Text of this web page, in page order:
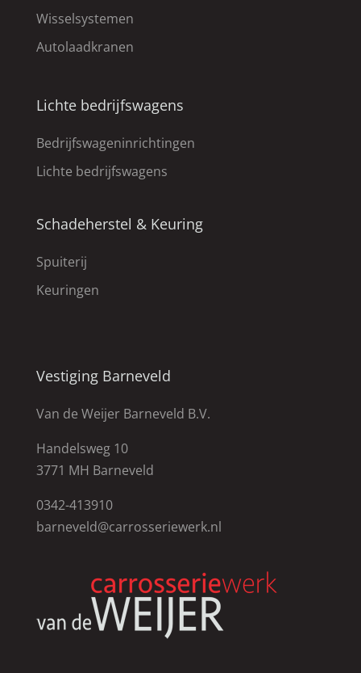
Wisselsystemen
Autolaadkranen
Lichte bedrijfswagens
Bedrijfswageninrichtingen
Lichte bedrijfswagens
Schadeherstel & Keuring
Spuiterij
Keuringen
Vestiging Barneveld
Van de Weijer Barneveld B.V.
Handelsweg 10
3771 MH Barneveld
0342-413910
barneveld@carrosseriewerk.nl